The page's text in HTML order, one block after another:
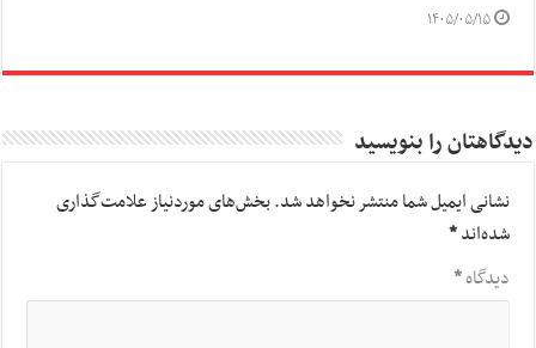
۱۴۰۵/۰۵/۱۵
دیدگاهتان را بنویسید
نشانی ایمیل شما منتشر نخواهد شد.بخش‌های موردنیاز علامت‌گذاری
شده‌اند*
دیدگاه*